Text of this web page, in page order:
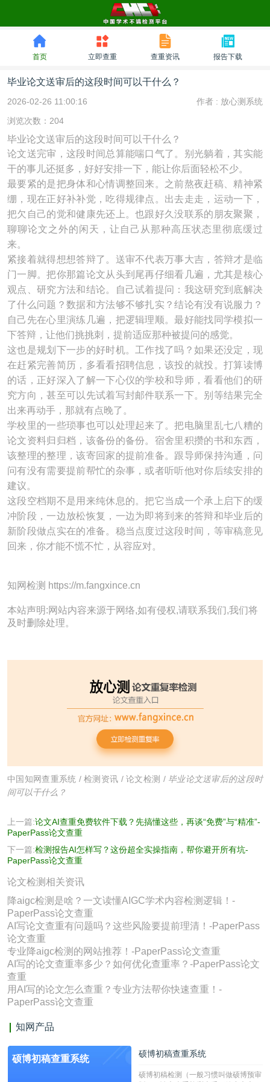
首页 立即查重 查重资讯 报告下载
毕业论文送审后的这段时间可以干什么？
2026-02-26 11:00:16 作者 : 放心测系统
浏览次数：204
毕业论文送审后的这段时间可以干什么？
论文送完审，这段时间总算能喘口气了。别光躺着，其实能
干的事儿还挺多，好好安排一下，能让你后面轻松不少。
最要紧的是把身体和心情调整回来。之前熬夜赶稿、精神紧
绷，现在正好补补觉，吃得规律点。出去走走，运动一下，
把欠自己的觉和健康先还上。也跟好久没联系的朋友聚聚，
聊聊论文之外的闲天，让自己从那种高压状态里彻底缓过
来。
紧接着就得想想答辩了。送审不代表万事大吉，答辩才是临
门一脚。把你那篇论文从头到尾再仔细看几遍，尤其是核心
观点、研究方法和结论。自己试着提问：我这研究到底解决
了什么问题？数据和方法够不够扎实？结论有没有说服力？
自己先在心里演练几遍，把逻辑理顺。最好能找同学模拟一
下答辩，让他们挑挑刺，提前适应那种被提问的感觉。
这也是规划下一步的好时机。工作找了吗？如果还没定，现
在赶紧完善简历，多看看招聘信息，该投的就投。打算读博
的话，正好深入了解一下心仪的学校和导师，看看他们的研
究方向，甚至可以先试着写封邮件联系一下。别等结果完全
出来再动手，那就有点晚了。
学校里的一些琐事也可以处理起来了。把电脑里乱七八糟的
论文资料归归档，该备份的备份。宿舍里积攒的书和东西，
该整理的整理，该寄回家的提前准备。跟导师保持沟通，问
问有没有需要提前帮忙的杂事，或者听听他对你后续安排的
建议。
这段空档期不是用来纯休息的。把它当成一个承上启下的缓
冲阶段，一边放松恢复，一边为即将到来的答辩和毕业后的
新阶段做点实在的准备。稳当点度过这段时间，等审稿意见
回来，你才能不慌不忙，从容应对。
知网检测 https://m.fangxince.cn
本站声明:网站内容来源于网络,如有侵权,请联系我们,我们将
及时删除处理。
中国知网查重系统 /检测资讯 / 论文检测 / 毕业论文送审后的这段时
间可以干什么？
上一篇:论文AI查重免费软件下载？先搞懂这些，再谈“免费”与“精准”-
PaperPass论文查重
下一篇:检测报告AI怎样写？这份超全实操指南，帮你避开所有坑-
PaperPass论文查重
论文检测相关资讯
降aigc检测是啥？一文读懂AIGC学术内容检测逻辑！-
PaperPass论文查重
AI写论文查重有问题吗？这些风险要提前理清！-PaperPass
论文查重
专业降aigc检测的网站推荐！-PaperPass论文查重
AI写的论文查重率多少？如何优化查重率？-PaperPass论文
查重
用AI写的论文怎么查重？专业方法帮你快速查重！-
PaperPass论文查重
知网产品
硕博初稿查重系统 硕博初稿查重系统
硕博初稿检测（一般习惯叫做硕博预审